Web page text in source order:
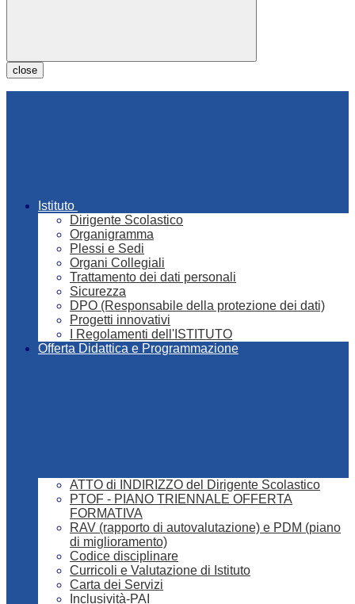
close
Istituto
Dirigente Scolastico
Organigramma
Plessi e Sedi
Organi Collegiali
Trattamento dei dati personali
Sicurezza
DPO (Responsabile della protezione dei dati)
Progetti innovativi
I Regolamenti dell'ISTITUTO
Offerta Didattica e Programmazione
ATTO di INDIRIZZO del Dirigente Scolastico
PTOF - PIANO TRIENNALE OFFERTA
FORMATIVA
RAV (rapporto di autovalutazione) e PDM (piano
di miglioramento)
Codice disciplinare
Curricoli e Valutazione di Istituto
Carta dei Servizi
Inclusività-PAI